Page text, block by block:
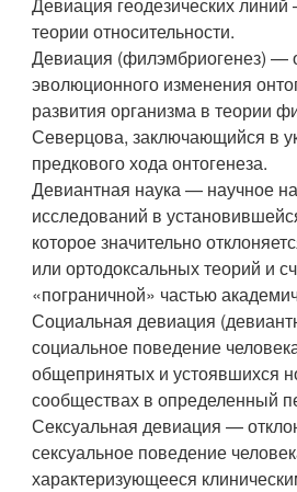
теории относительности.
Девиация (филэмбриогенез) —
эволюционного изменения
развития организма в теории
Северцова, заключающийся в
предкового хода онтогенеза.
Девиантная наука — научное
исследований в
которое значительно
или ортодоксальных теорий и
«пограничной» частью
Социальная девиация
социальное поведение
общепринятых и устоявшихся
сообществах в определенный
Сексуальная девиация —
сексуальное поведение
характеризующееся